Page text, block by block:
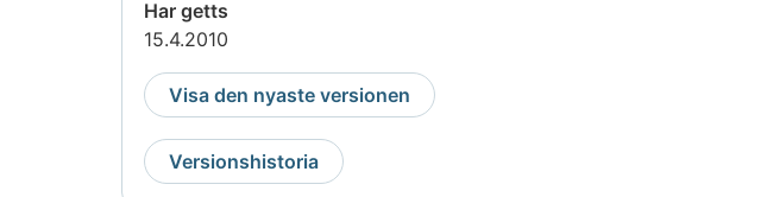
Har getts
15.4.2010
Visa den nyaste versionen
Versionshistoria